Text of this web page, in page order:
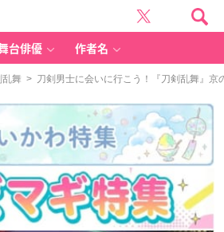
台俳優 作者名
乱舞 > 刀剣男士に会いに行こう！『刀剣乱舞』京